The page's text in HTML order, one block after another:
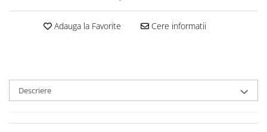
Adauga la Favorite Cere informatii
Descriere